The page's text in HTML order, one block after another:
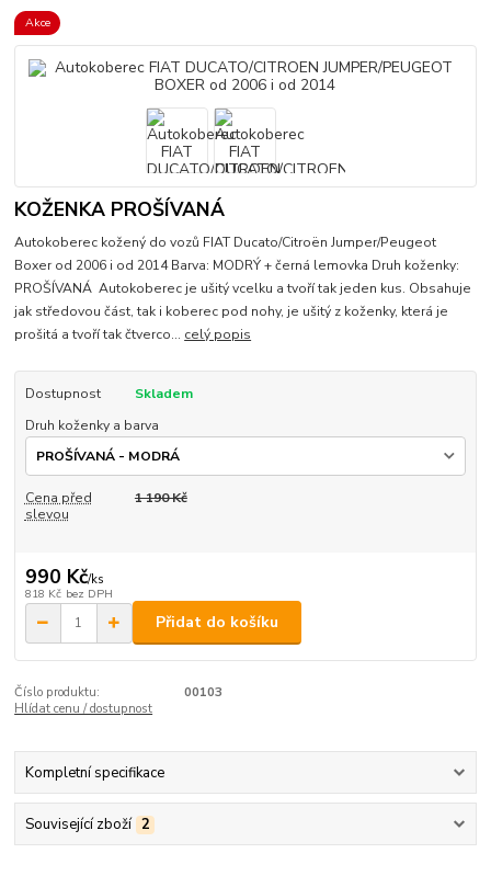
Akce
KOŽENKA PROŠÍVANÁ
Autokoberec kožený do vozů FIAT Ducato/Citroën Jumper/Peugeot
Boxer od 2006 i od 2014 Barva: MODRÝ + černá lemovka Druh koženky:
PROŠÍVANÁ Autokoberec je ušitý vcelku a tvoří tak jeden kus. Obsahuje
jak středovou část, tak i koberec pod nohy, je ušitý z koženky, která je
prošitá a tvoří tak čtverco... celý popis
Dostupnost
Skladem
Druh koženky a barva
Cena před
slevou
1 190 Kč
990 Kč/ks
818 Kč bez DPH
Přidat do košíku
Číslo produktu:
00103
Hlídat cenu / dostupnost
Kompletní specifikace
Související zboží 2